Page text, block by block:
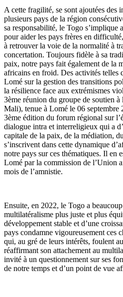
A cette fragilité, se sont ajoutées des
plusieurs pays de la région
sa responsabilité, le Togo s’implique
pour aider les pays frères en
à retrouver la voie de la normalité à
concertation. Toujours fidèle à sa
paix, notre pays fait également de la
africains en froid. Des activités telles
Lomé sur la gestion des transitions
la résilience face aux extrémismes
3ème réunion du groupe de soutien
Mali), tenue à Lomé le 06 septembre
3ème édition du forum régional sur
dialogue intra et interreligieux qui a
capitale de la paix, de la médiation,
s’inscrivent dans cette dynamique
notre pays sur ces thématiques. Il en
Lomé par la commission de l’Union
mois de l’amnistie.
Ensuite, en 2022, le Togo a
multilatéralisme plus juste et plus
développement stable et d’une
pays condamne vigoureusement ces
qui, au gré de leurs intérêts, foulent
réaffirmant son attachement au
invité à un questionnement sur ses
de notre temps et d’un point de vue